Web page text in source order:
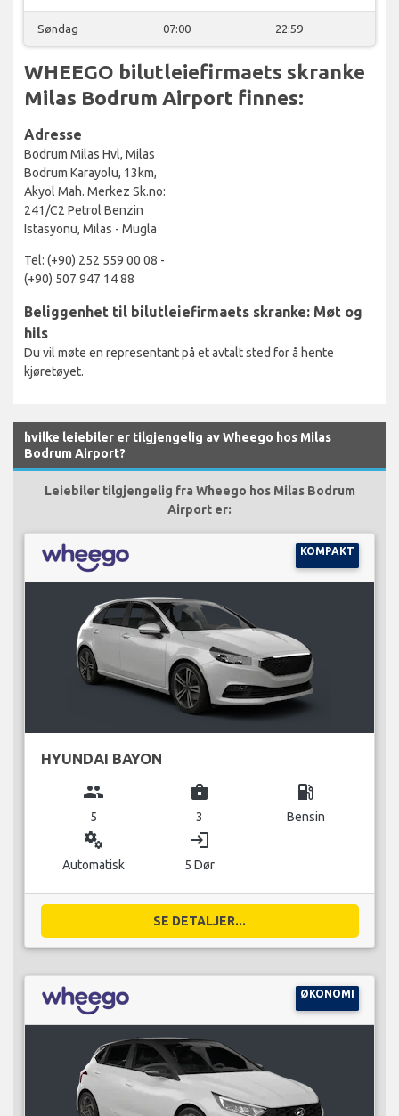
Søndag 07:00 22:59
WHEEGO bilutleiefirmaets skranke
Milas Bodrum Airport finnes:
Adresse
Bodrum Milas Hvl, Milas
Bodrum Karayolu, 13km,
Akyol Mah. Merkez Sk.no:
241/C2 Petrol Benzin
Istasyonu, Milas - Mugla
Tel: (+90) 252 559 00 08 -
(+90) 507 947 14 88
Beliggenhet til bilutleiefirmaets skranke: Møt og
hils
Du vil møte en representant på et avtalt sted for å hente
kjøretøyet.
hvilke leiebiler er tilgjengelig av Wheego hos Milas
Bodrum Airport?
Leiebiler tilgjengelig fra Wheego hos Milas Bodrum
Airport er:
KOMPAKT
HYUNDAI BAYON
group
5
business_center
3
local_gas_station
Bensin
miscellaneous_services
Automatisk
login
5 Dør
SE DETALJER...
ØKONOMI